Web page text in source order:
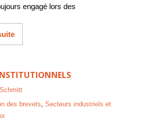
engagé lors des
des brevets, Secteurs industriels et